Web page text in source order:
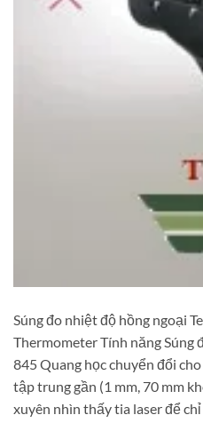
Súng đo nhiệt độ hồng ngoại
Thermometer Tính năng Súng
845 Quang học chuyển đổi
tập trung gần (1 mm, 70 mm
xuyên nhìn thấy tia laser để